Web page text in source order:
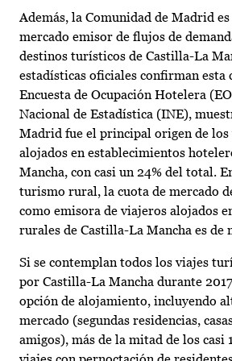
Además, la Comunidad de Madrid
mercado emisor de flujos de
destinos turísticos de Castilla-La
estadísticas oficiales confirman esta
Encuesta de Ocupación Hotelera
Nacional de Estadística (INE),
Madrid fue el principal origen de los
alojados en establecimientos
Mancha, con casi un 24% del total.
turismo rural, la cuota de mercado
como emisora de viajeros alojados
rurales de Castilla-La Mancha es de
Si se contemplan todos los viajes
por Castilla-La Mancha durante
opción de alojamiento, incluyendo
mercado (segundas residencias,
amigos), más de la mitad de los casi